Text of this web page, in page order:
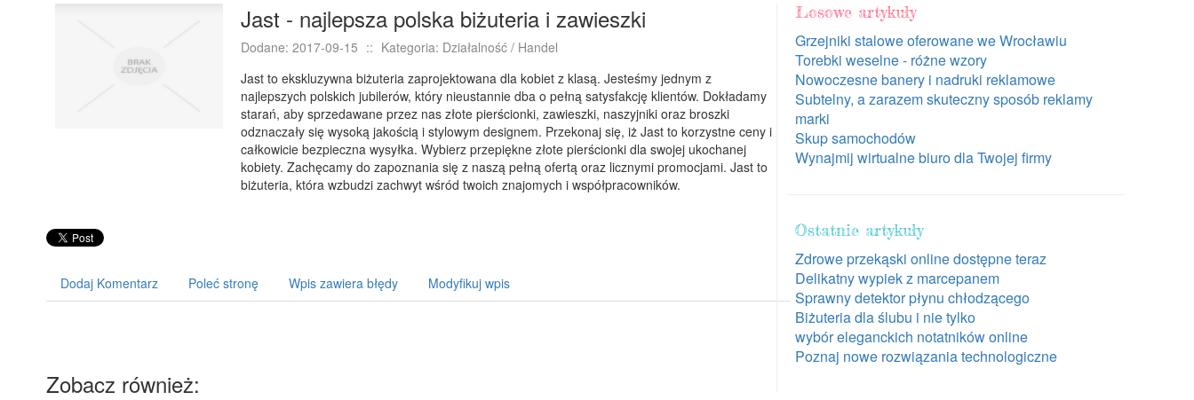
Jast - najlepsza polska biżuteria i zawieszki
Dodane: 2017-09-15 :: Kategoria: Działalność / Handel
Jast to ekskluzywna biżuteria zaprojektowana dla kobiet z klasą. Jesteśmy jednym z
najlepszych polskich jubilerów, który nieustannie dba o pełną satysfakcję klientów. Dokładamy
starań, aby sprzedawane przez nas złote pierścionki, zawieszki, naszyjniki oraz broszki
odznaczały się wysoką jakością i stylowym designem. Przekonaj się, iż Jast to korzystne ceny i
całkowicie bezpieczna wysyłka. Wybierz przepiękne złote pierścionki dla swojej ukochanej
kobiety. Zachęcamy do zapoznania się z naszą pełną ofertą oraz licznymi promocjami. Jast to
biżuteria, która wzbudzi zachwyt wśród twoich znajomych i współpracowników.
Dodaj Komentarz Poleć stronę Wpis zawiera błędy Modyfikuj wpis
Zobacz również:
Losowe artykuły
Grzejniki stalowe oferowane we Wrocławiu
Torebki weselne - różne wzory
Nowoczesne banery i nadruki reklamowe
Subtelny, a zarazem skuteczny sposób reklamy
marki
Skup samochodów
Wynajmij wirtualne biuro dla Twojej firmy
Ostatnie artykuły
Zdrowe przekąski online dostępne teraz
Delikatny wypiek z marcepanem
Sprawny detektor płynu chłodzącego
Biżuteria dla ślubu i nie tylko
wybór eleganckich notatników online
Poznaj nowe rozwiązania technologiczne